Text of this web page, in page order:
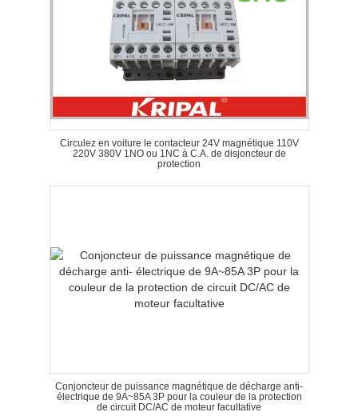
Circulez en voiture le contacteur 24V magnétique 110V
220V 380V 1NO ou 1NC à C.A. de disjoncteur de
protection
Conjoncteur de puissance magnétique de décharge anti-
électrique de 9A~85A 3P pour la couleur de la protection
de circuit DC/AC de moteur facultative